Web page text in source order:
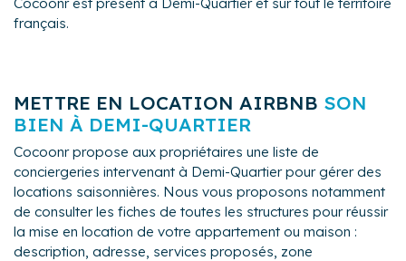
français.
METTRE EN LOCATION AIRBNB SON
BIEN À DEMI-QUARTIER
Cocoonr propose aux propriétaires une liste de
conciergeries intervenant à Demi-Quartier pour gérer des
locations saisonnières. Nous vous proposons notamment
de consulter les fiches de toutes les structures pour réussir
la mise en location de votre appartement ou maison :
description, adresse, services proposés, zone